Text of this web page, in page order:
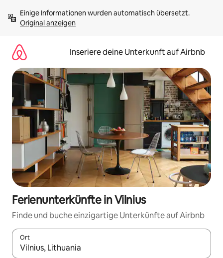
Inhalten
springenOriginal anzeigen
Inseriere deine Unterkunft auf Airbnb
Ferienunterkünfte in Vilnius
Finde und buche einzigartige Unterkünfte auf Airbnb
Ort
Wenn Ergebnisse verfügbar sind, navigiere mit den